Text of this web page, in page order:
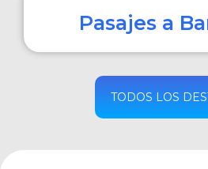
Pasajes a
COMPRAR
TODOS LOS